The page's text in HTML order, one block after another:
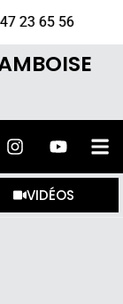
23 65 56
VIDÉOS